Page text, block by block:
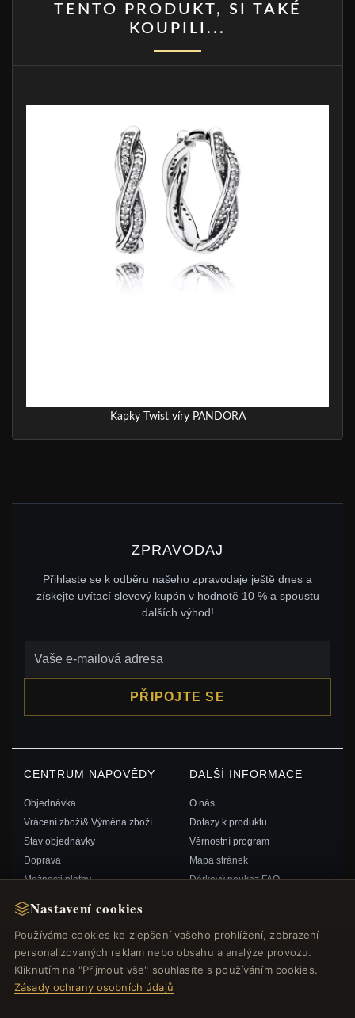
Nastavení cookies
Používáme cookies ke zlepšení vašeho prohlížení, zobrazení
personalizovaných reklam nebo obsahu a analýze provozu.
Kliknutím na "Přijmout vše" souhlasíte s používáním cookies.
Zásady ochrany osobních údajů
TENTO PRODUKT, SI TAKÉ
KOUPILI...
Kapky Twist víry PANDORA
ZPRAVODAJ
Přihlaste se k odběru našeho zpravodaje ještě dnes a
získejte uvítací slevový kupón v hodnotě 10 % a spoustu
dalších výhod!
PŘIPOJTE SE
CENTRUM NÁPOVĚDY
Objednávka
Vrácení zboží& Výměna zboží
Stav objednávky
Doprava
Možnosti platby
Kontaktujte nás
DALŠÍ INFORMACE
O nás
Dotazy k produktu
Věrnostní program
Mapa stránek
Dárkový poukaz FAQ
RYCHLÉ ODKAZY
Nové produkty
Speciální nabídky
SLEDUJTE NÁS